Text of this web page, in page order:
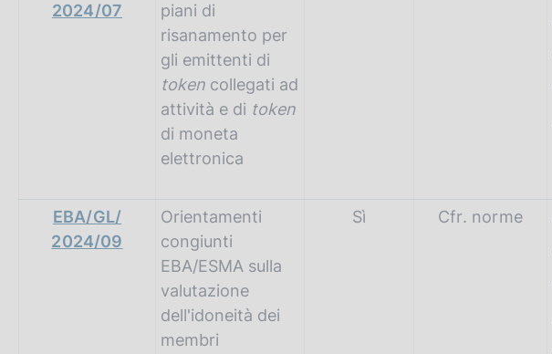
2024/07
piani di
risanamento per
gli emittenti di
token collegati ad
attività e di token
di moneta
elettronica
EBA/GL/
2024/09
Orientamenti
congiunti
EBA/ESMA sulla
valutazione
dell'idoneità dei
membri
Sì Cfr. norme